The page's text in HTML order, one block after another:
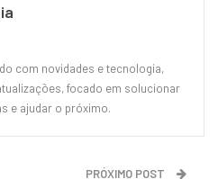
com novidades e tecnologia,
focado em solucionar
e ajudar o próximo.
PRÓXIMO POST